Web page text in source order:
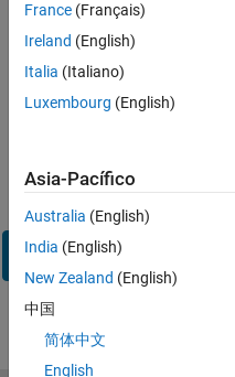
su
contraseña?
Iniciar
France (Français)
Ireland (English)
Italia (Italiano)
Luxembourg (English)
Asia-Pacífico
Australia (English)
India (English)
New Zealand (English)
中国
简体中文
English